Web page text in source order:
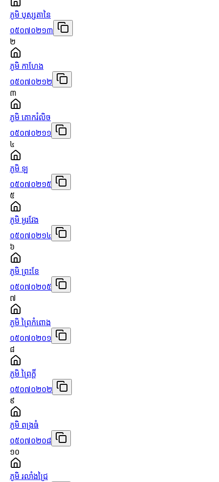
ភូមិ បុស្សតានៃ
០៥០៧០២១៣
២
ភូមិ កាហែង
០៥០៧០២១២
៣
ភូមិ គោករំលិច
០៥០៧០២១១
៤
ភូមិ ឡ
០៥០៧០២១៥
៥
ភូមិ អូរវែង
០៥០៧០២១៤
៦
ភូមិ ព្រះខែ
០៥០៧០២០៥
៧
ភូមិ ព្រៃកំពោង
០៥០៧០២០១
៨
ភូមិ ព្រៃក្ដី
០៥០៧០២០២
៩
ភូមិ ពង្រធំ
០៥០៧០២០៨
១០
ភូមិ រលាំងជ្រៃ